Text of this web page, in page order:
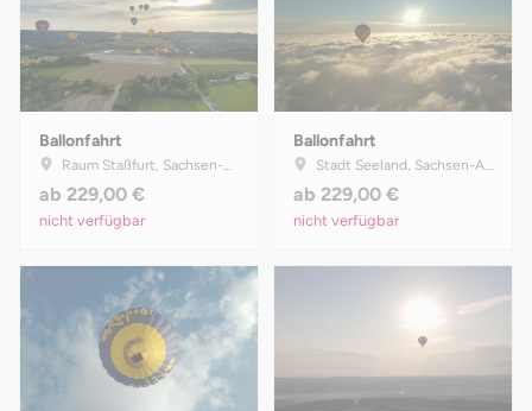
Ballonfahrt
Raum Staßfurt, Sachsen-Anhalt
ab 229,00 €
nicht verfügbar
Ballonfahrt
Stadt Seeland, Sachsen-Anhalt
ab 229,00 €
nicht verfügbar